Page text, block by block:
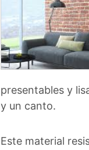
presentables y
y un canto.
Este material